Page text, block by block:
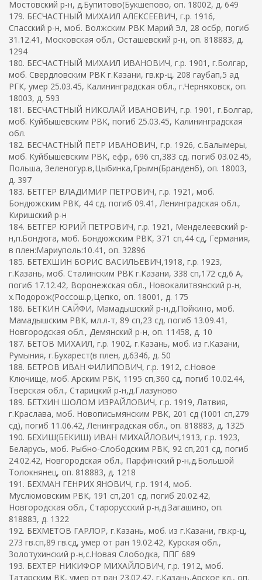
Мостовский р-н, д.Бупитово(Букшепово, оп. 18002, д. 649
179. БЕСЧАСТНЫЙ МИХАИЛ АЛЕКСЕЕВИЧ, г.р. 1916,
Спасский р-н, моб. Волжским РВК Марий Эл, 28 осбр, погиб
31.12.41, Московская обл., Осташевский р-н, оп. 818883, д.
1294
180. БЕСЧАСТНЫЙ МИХАИЛ ИВАНОВИЧ, г.р. 1901, г.Болгар,
моб. Свердловским РВК г.Казани, гв.кр-ц, 208 гаубап,5 ад
РГК, умер 25.03.45, Калининградская обл., г.Черняховск, оп.
18003, д. 593
181. БЕСЧАСТНЫЙ НИКОЛАЙ ИВАНОВИЧ, г.р. 1901, г.Болгар,
моб. Куйбышевским РВК, погиб 25.03.45, Калининградская
обл.
182. БЕСЧАСТНЫЙ ПЕТР ИВАНОВИЧ, г.р. 1926, с.Балымеры,
моб. Куйбышевским РВК, ефр., 696 сп,383 сд, погиб 03.02.45,
Польша, Зеленогур.в,Цыбинка,Грымн(Бранденб), оп. 18003,
д. 397
183. БЕТГЕР ВЛАДИМИР ПЕТРОВИЧ, г.р. 1921, моб.
Бондюжским РВК, 44 сд, погиб 09.41, Ленинградская обл.,
Киришский р-н
184. БЕТГЕР ЮРИЙ ПЕТРОВИЧ, г.р. 1921, Менделеевский р-
н,п.Бондюга, моб. Бондюжским РВК, 371 сп,44 сд, Германия,
в плен:Мариуполь:10.41, оп. 32896
185. БЕТЕХШИН БОРИС ВАСИЛЬЕВИЧ,1918, г.р. 1923,
г.Казань, моб. Сталинским РВК г.Казани, 338 сп,172 сд,6 А,
погиб 17.12.42, Воронежская обл., Новокалитвянский р-н,
х.Подорож(Россош.р,Цепко, оп. 18001, д. 175
186. БЕТКИН САЙФИ, Мамадышский р-н,д.Пойкино, моб.
Мамадышским РВК, мл.л-т, 89 сп,23 сд, погиб 13.09.41,
Новгородская обл., Демянский р-н, оп. 11458, д. 10
187. БЕТОВ МИХАИЛ, г.р. 1902, г.Казань, моб. из г.Казани,
Румыния, г.Бухарест(в плен, д.6346, д. 50
188. БЕТРОВ ИВАН ФИЛИПОВИЧ, г.р. 1912, с.Новое
Ключище, моб. Арским РВК, 1195 сп,360 сд, погиб 10.02.44,
Тверская обл., Старицкий р-н,д.Глазуново
189. БЕТХИН ШОЛОМ ИЗРАЙЛОВИЧ, г.р. 1919, Латвия,
г.Краслава, моб. Новописьмянским РВК, 201 сд (1001 сп,279
сд), погиб 11.06.42, Ленинградская обл., оп. 818883, д. 1325
190. БЕХИШ(БЕКИШ) ИВАН МИХАЙЛОВИЧ,1913, г.р. 1923,
Беларусь, моб. Рыбно-Слободским РВК, 92 сп,201 сд, погиб
24.02.42, Новгородская обл., Парфинский р-н,д.Большой
Толокнянец, оп. 818883, д. 1218
191. БЕХМАН ГЕНРИХ ЯНОВИЧ, г.р. 1914, моб.
Муслюмовским РВК, 191 сп,201 сд, погиб 20.02.42,
Новгородская обл., Старорусский р-н,д.Загашино, оп.
818883, д. 1322
192. БЕХМЕТОВ ГАРЛОР, г.Казань, моб. из г.Казани, гв.кр-ц,
273 гв.сп,89 гв.сд, умер от ран 19.02.42, Курская обл.,
Золотухинский р-н,с.Новая Слободка, ППГ 689
193. БЕХТЕР НИКИФОР МИХАЙЛОВИЧ, г.р. 1912, моб.
Татарским ВК, умер от ран 23.02.42, г.Казань,Арское кл., оп.